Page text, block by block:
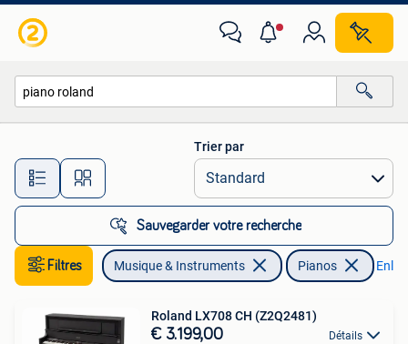
Toutes les distances…
Trier par
Sauvegarder votre recherche
Filtres Musique & Instruments Pianos
Roland LX708 CH (Z2Q2481)
€ 3.199,00 Détails